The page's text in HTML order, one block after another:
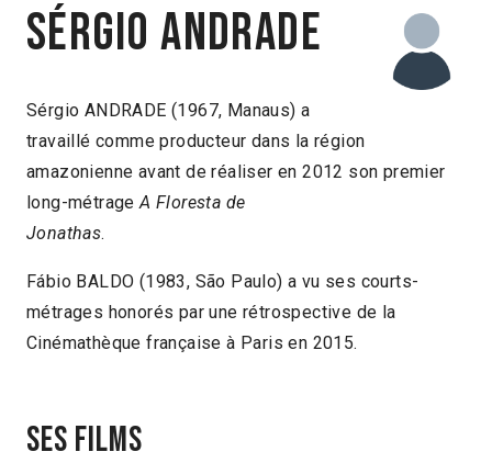
Sérgio Andrade
Sérgio ANDRADE (1967, Manaus) a
travaillé comme producteur dans la région
amazonienne avant de réaliser en 2012 son premier
long-métrageA Floresta de
Jonathas.
Fábio BALDO (1983, São Paulo) a vu ses courts-
métrages honorés par une rétrospective de la
Cinémathèque française à Paris en 2015.
Ses films